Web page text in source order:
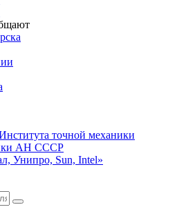
точной механики
АН СССР
Унипро, Sun, Intel»